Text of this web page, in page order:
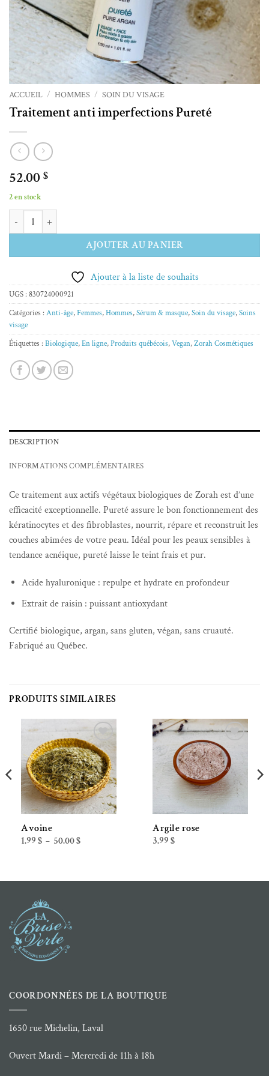
ACCUEIL / HOMMES / SOIN DU VISAGE
Traitement anti imperfections Pureté
52.00 $
2 en stock
quantité de Traitement anti imperfections Pureté
AJOUTER AU PANIER
Alternative:
Ajouter à la liste de souhaits
UGS : 830724000921
Catégories : Anti-âge,Femmes,Hommes,Sérum & masque,Soin du visage,Soins
visage
Étiquettes : Biologique,En ligne,Produits québécois,Vegan,Zorah Cosmétiques
DESCRIPTION
INFORMATIONS COMPLÉMENTAIRES
Ce traitement aux actifs végétaux biologiques de Zorah est d’une
efficacité exceptionnelle. Pureté assure le bon fonctionnement des
kératinocytes et des fibroblastes, nourrit, répare et reconstruit les
couches abîmées de votre peau. Idéal pour les peaux sensibles à
tendance acnéique, pureté laisse le teint frais et pur.
Acide hyaluronique : repulpe et hydrate en profondeur
Extrait de raisin : puissant antioxydant
Certifié biologique, argan, sans gluten, végan, sans cruauté.
Fabriqué au Québec.
PRODUITS SIMILAIRES
Ajouter à la liste de souhaits
Avoine
1.99 $ – 50.00$Plage
Ajouter à la liste de souhaits
Argile rose
3.99 $
COORDONNÉES DE LA BOUTIQUE
1650 rue Michelin, Laval
Ouvert Mardi – Mercredi de 11h à 18h